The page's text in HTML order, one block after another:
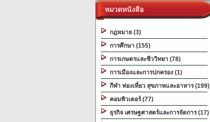
หมวดหนังสือ
กฎหมาย (3)
การศึกษา (155)
การเกษตรและชีววิทยา (78)
การเมืองและการปกครอง (1)
กีฬา ท่องเที่ยว สุขภาพและอาหาร (199)
คอมพิวเตอร์ (77)
ธุรกิจ เศรษฐศาสตร์และการจัดการ (17)